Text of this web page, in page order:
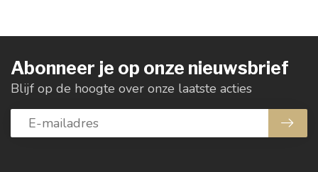
Abonneer je op onze nieuwsbrief
Blijf op de hoogte over onze laatste acties